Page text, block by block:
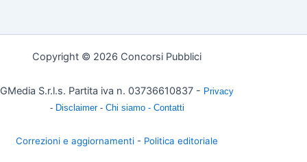
Copyright © 2026 Concorsi Pubblici
GMedia S.r.l.s. Partita iva n. 03736610837 - Privacy
- Disclaimer - Chi siamo - Contatti
Correzioni e aggiornamenti - Politica editoriale